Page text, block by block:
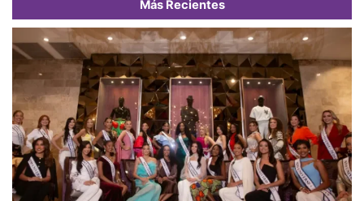
Más Recientes